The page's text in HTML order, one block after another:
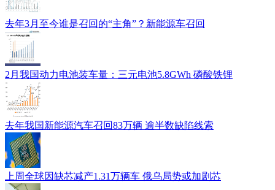
去年3月至今谁是召回的“主角”？新能源车召回
2月我国动力电池装车量：三元电池5.8GWh 磷酸铁锂
去年我国新能源汽车召回83万辆 逾半数缺陷线索
上周全球因缺芯减产1.31万辆车 俄乌局势或加剧芯